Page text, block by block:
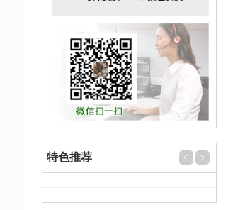
特色推荐